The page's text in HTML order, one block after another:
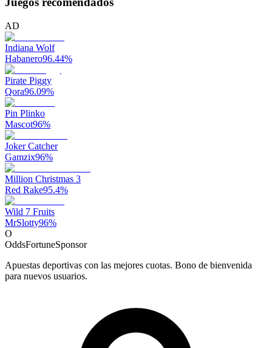
AD
Indiana Wolf
Habanero96.44%
Pirate Piggy
Qora96.09%
Pin Plinko
Mascot96%
Joker Catcher
Gamzix96%
Million Christmas 3
Red Rake95.4%
Wild 7 Fruits
MrSlotty96%
O
OddsFortuneSponsor
Apuestas deportivas con las mejores cuotas. Bono de bienvenida
para nuevos usuarios.